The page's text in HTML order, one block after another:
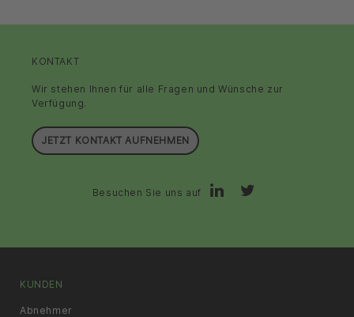
KONTAKT
Wir stehen Ihnen für alle Fragen und Wünsche zur
Verfügung.
JETZT KONTAKT AUFNEHMEN
Besuchen Sie uns auf
KUNDEN
Abnehmer